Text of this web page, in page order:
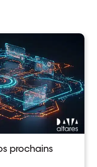
prochains